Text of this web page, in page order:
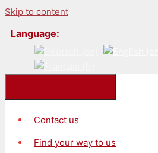
Skip to content
Language:
Contact us
Find your way to us